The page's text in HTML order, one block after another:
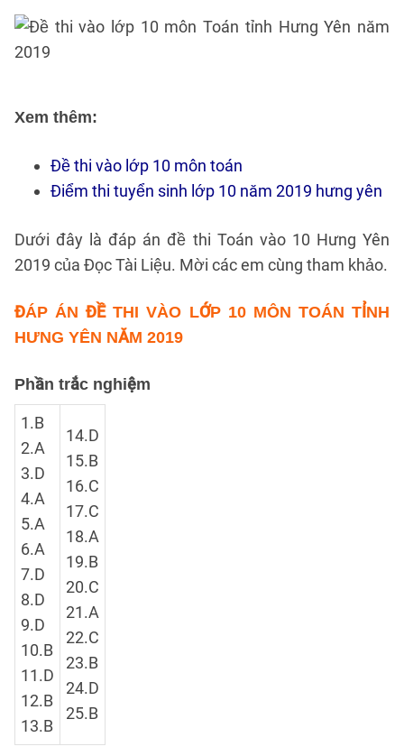
Xem thêm:
Đề thi vào lớp 10 môn toán
Điểm thi tuyển sinh lớp 10 năm 2019 hưng yên
Dưới đây là đáp án đề thi Toán vào 10 Hưng Yên
2019 của Đọc Tài Liệu. Mời các em cùng tham khảo.
ĐÁP ÁNĐỀ THI VÀO LỚP 10 MÔN TOÁN TỈNH
HƯNG YÊN NĂM 2019
Phần trắc nghiệm
1.B
2.A
3.D
4.A
5.A
6.A
7.D
8.D
9.D
10.B
11.D
12.B
13.B
14.D
15.B
16.C
17.C
18.A
19.B
20.C
21.A
22.C
23.B
24.D
25.B